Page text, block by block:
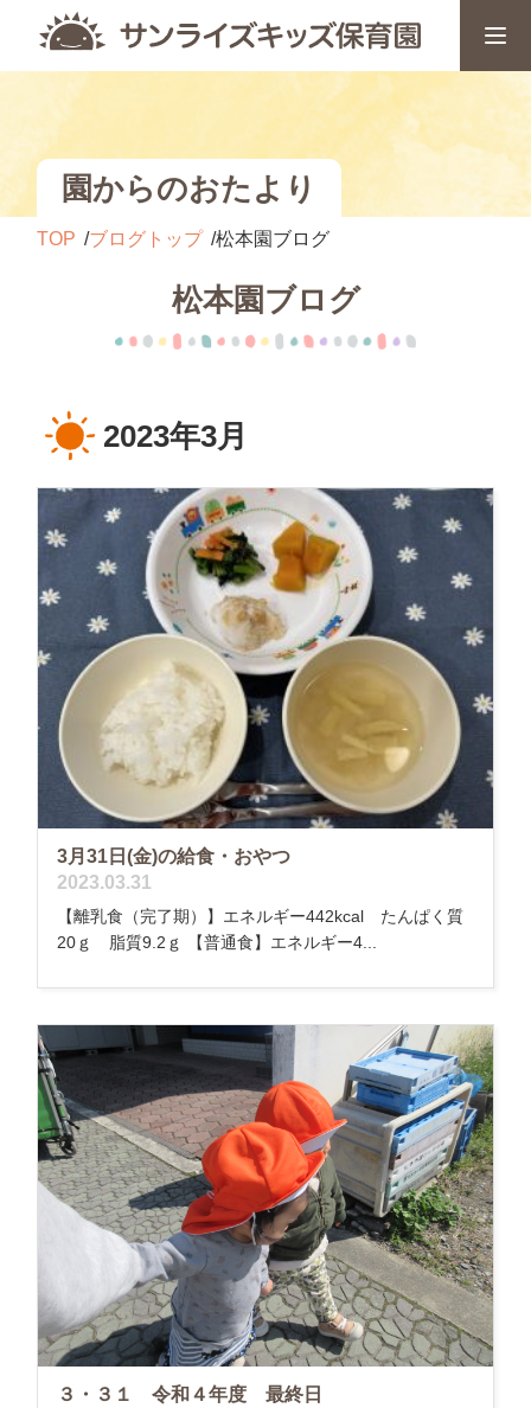
園からのおたより
TOP ブログトップ 松本園ブログ
松本園ブログ
2023年3月
3月31日(金)の給食・おやつ
2023.03.31
【離乳食（完了期）】エネルギー442kcal たんぱく質
20ｇ 脂質9.2ｇ 【普通食】エネルギー4...
３・３１ 令和４年度 最終日